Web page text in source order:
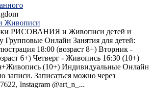
Живописи
РИСОВАНИЯ и Живописи детей и
Групповые Онлайн Занятия для детей:
18:00 (возраст 8+) Вторник -
6+) Четверг - Живопись 16:30 (10+)
(10+) Индивидуальные Онлайн
записи. Записаться можно через
Instagram @art_n_...